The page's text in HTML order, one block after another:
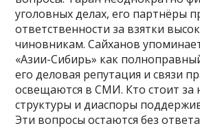
уголовных делах, его партнёры
ответственности за взятки
чиновникам. Сайханов
«Азии-Сибирь» как
его деловая репутация и связи
освещаются в СМИ. Кто стоит за
структуры и диаспоры
Эти вопросы остаются без